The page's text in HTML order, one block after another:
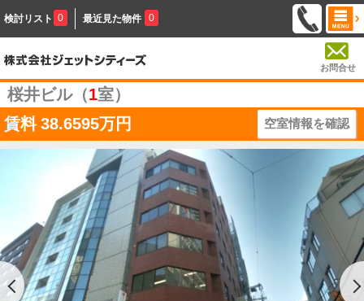
検討リスト 0 最近見た物件 0
お問合せ
桜井ビル（1室）
賃料 38.6595万円 空室情報を確認